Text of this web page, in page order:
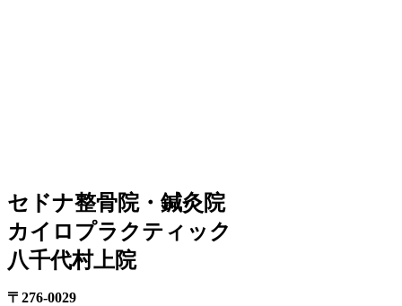
セドナ整骨院・鍼灸院
カイロプラクティック
八千代村上院
〒276-0029